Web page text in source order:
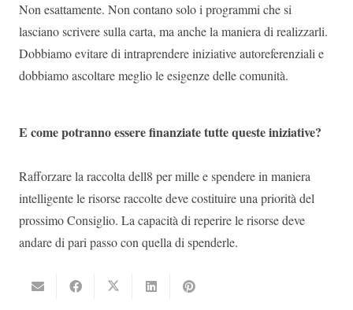
Non esattamente. Non contano solo i programmi che si
lasciano scrivere sulla carta, ma anche la maniera di realizzarli.
Dobbiamo evitare di intraprendere iniziative autoreferenziali e
dobbiamo ascoltare meglio le esigenze delle comunità.
E come potranno essere finanziate tutte queste iniziative?
Rafforzare la raccolta dell8 per mille e spendere in maniera
intelligente le risorse raccolte deve costituire una priorità del
prossimo Consiglio. La capacità di reperire le risorse deve
andare di pari passo con quella di spenderle.